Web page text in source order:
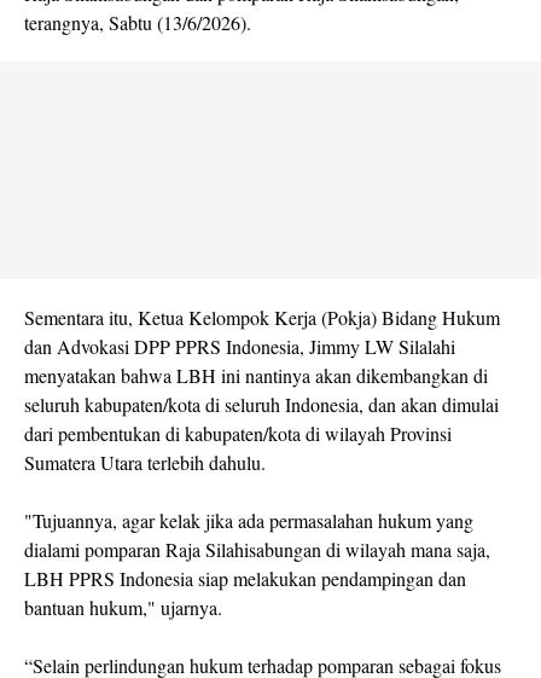
terangnya, Sabtu (13/6/2026).
Sementara itu, Ketua Kelompok Kerja (Pokja) Bidang Hukum
dan Advokasi DPP PPRS Indonesia, Jimmy LW Silalahi
menyatakan bahwa LBH ini nantinya akan dikembangkan di
seluruh kabupaten/kota di seluruh Indonesia, dan akan dimulai
dari pembentukan di kabupaten/kota di wilayah Provinsi
Sumatera Utara terlebih dahulu.
"Tujuannya, agar kelak jika ada permasalahan hukum yang
dialami pomparan Raja Silahisabungan di wilayah mana saja,
LBH PPRS Indonesia siap melakukan pendampingan dan
bantuan hukum," ujarnya.
“Selain perlindungan hukum terhadap pomparan sebagai fokus